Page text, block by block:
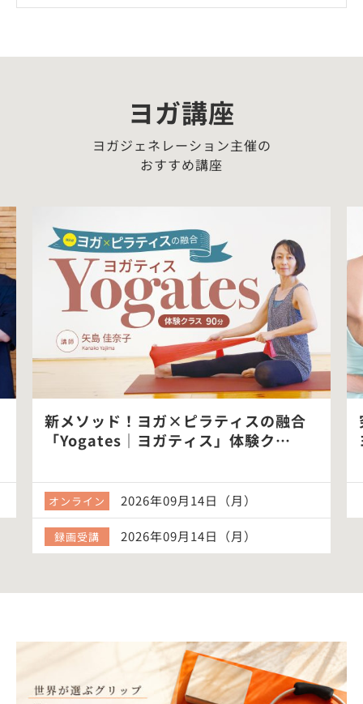
ヨガ講座
ヨガジェネレーション主催の
おすすめ講座
新メソッド！ヨガ×ピラティスの融合
「Yogates｜ヨガティス」体験ク…
オンライン 2026年09月14日（月）
録画受講 2026年09月14日（月）